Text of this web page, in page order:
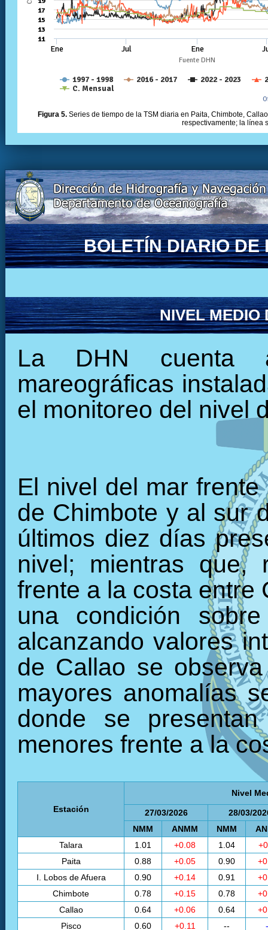
Figura 5. Series de tiempo de la TSM diaria en Paita, Chimbote,
respectivamente; la línea
BOLETÍN DIARIO DE
NIVEL MEDIO
La DHN cuenta
mareográficas
el monitoreo del nivel
El nivel del mar
de Chimbote y al sur
últimos diez días
nivel; mientras que,
frente a la costa entre
una condición
alcanzando valores
de Callao se
mayores anomalías
donde se
menores frente a la
Estación
Nivel
27/03/2026
28/03/
NMM
ANMM NMM
Talara
1.01 +0.08 1.04
Paita
0.88 +0.05 0.90
I. Lobos de Afuera
0.90 +0.14 0.91
Chimbote
0.78 +0.15 0.78
Callao
0.64 +0.06 0.64
Pisco
0.60 +0.11 --